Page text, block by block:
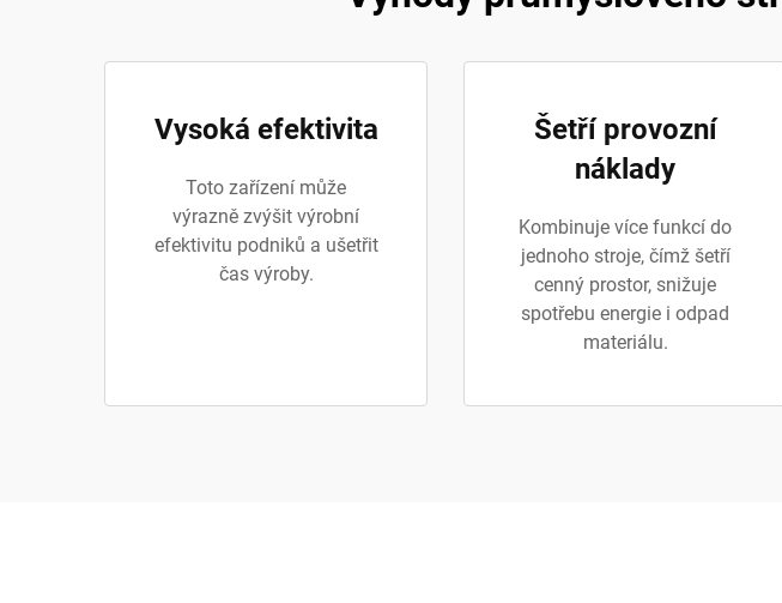
Vysoká efektivita
Toto zařízení může
výrazně zvýšit výrobní
efektivitu podniků a ušetřit
čas výroby.
Šetří provozní
náklady
Kombinuje více funkcí do
jednoho stroje, čímž šetří
cenný prostor, snižuje
spotřebu energie i odpad
materiálu.